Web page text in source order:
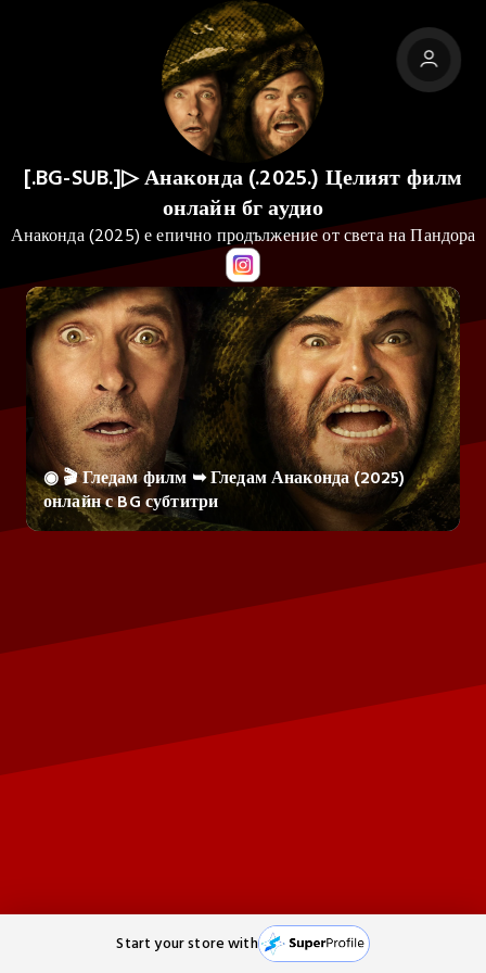
[.BG-SUB.]▷ Анаконда (.2025.) Целият филм
онлайн бг аудио
Анаконда (2025) е епично продължение от света на Пандора
◉ 🎬 Гледам филм ➥ Гледам Анаконда (2025)
онлайн с BG субтитри